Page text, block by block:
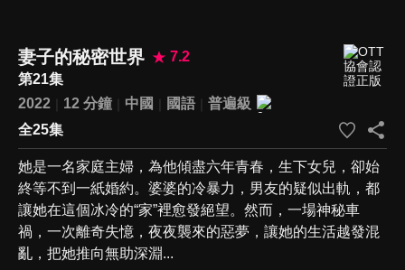
妻子的秘密世界
7.2
第21集
2022
12 分鐘 中國 國語
普遍級
全25集
她是一名家庭主婦，為他傾盡六年青春，生下女兒，卻始
終等不到一紙婚約。婆婆的冷暴力，男友的疑似出軌，都
讓她在這個冰冷的“家”裡愈發絕望。然而，一場神秘車
禍，一次離奇失憶，夜夜襲來的惡夢，讓她的生活越發混
亂，把她推向無助深淵...